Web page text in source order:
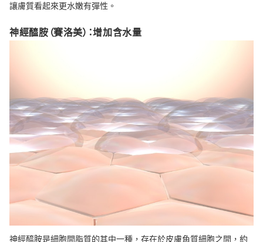
讓膚質看起來更水嫩有彈性。
神經醯胺（賽洛美）：增加含水量
神經醯胺是細胞間脂質的其中一種，存在於皮膚角質細胞之間，約